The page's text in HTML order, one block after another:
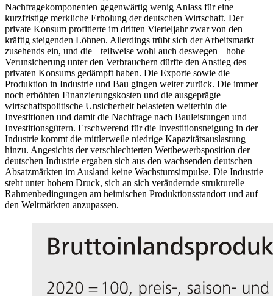
Nachfragekomponenten gegenwärtig wenig Anlass für eine
kurzfristige merkliche Erholung der deutschen Wirtschaft. Der
private Konsum profitierte im dritten Vierteljahr zwar von den
kräftig steigenden Löhnen. Allerdings trübt sich der Arbeitsmarkt
zusehends ein, und die – teilweise wohl auch deswegen – hohe
Verunsicherung unter den Verbrauchern dürfte den Anstieg des
privaten Konsums gedämpft haben. Die Exporte sowie die
Produktion in Industrie und Bau gingen weiter zurück. Die immer
noch erhöhten Finanzierungskosten und die ausgeprägte
wirtschaftspolitische Unsicherheit belasteten weiterhin die
Investitionen und damit die Nachfrage nach Bauleistungen und
Investitionsgütern. Erschwerend für die Investitionsneigung in der
Industrie kommt die mittlerweile niedrige Kapazitätsauslastung
hinzu. Angesichts der verschlechterten Wettbewerbsposition der
deutschen Industrie ergaben sich aus den wachsenden deutschen
Absatzmärkten im Ausland keine Wachstumsimpulse. Die Industrie
steht unter hohem Druck, sich an sich verändernde strukturelle
Rahmenbedingungen am heimischen Produktionsstandort und auf
den Weltmärkten anzupassen.